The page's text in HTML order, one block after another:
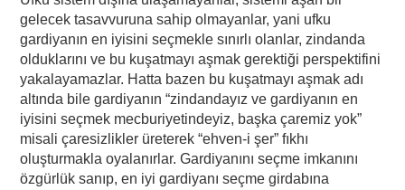
gelecek tasavvuruna sahip olmayanlar, yani ufku
gardiyanın en iyisini seçmekle sınırlı olanlar, zindanda
olduklarını ve bu kuşatmayı aşmak gerektiği perspektifini
yakalayamazlar. Hatta bazen bu kuşatmayı aşmak adı
altında bile gardiyanın “zindandayız ve gardiyanın en
iyisini seçmek mecburiyetindeyiz, başka çaremiz yok”
misali çaresizlikler üreterek “ehven-i şer” fıkhı
oluşturmakla oyalanırlar. Gardiyanını seçme imkanını
özgürlük sanıp, en iyi gardiyanı seçme girdabına